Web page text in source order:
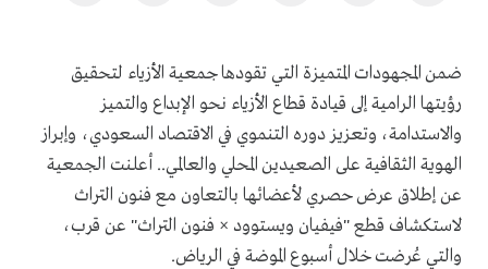
ضمن المجهودات المتميزة التي تقودها جمعية الأزياء لتحقيق
رؤيتها الرامية إلى قيادة قطاع الأزياء نحو الإبداع والتميز
والاستدامة، وتعزيز دوره التنموي في الاقتصاد السعودي، وإبراز
الهوية الثقافية على الصعيدين المحلي والعالمي.. أعلنت الجمعية
عن إطلاق عرض حصري لأعضائها بالتعاون مع فنون التراث
لاستكشاف قطع "فيفيان ويستوود × فنون التراث" عن قرب،
والتي عُرضت خلال أسبوع الموضة في الرياض.